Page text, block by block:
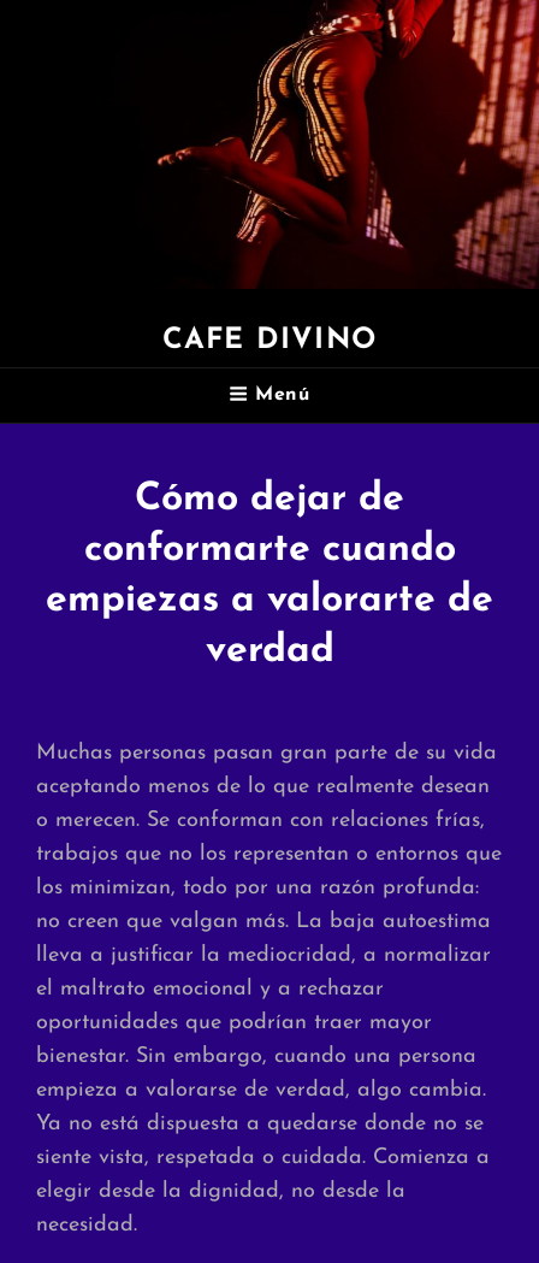
CAFE DIVINO
Menú
Cómo dejar de
conformarte cuando
empiezas a valorarte de
verdad
Muchas personas pasan gran parte de su vida
aceptando menos de lo que realmente desean
o merecen. Se conforman con relaciones frías,
trabajos que no los representan o entornos que
los minimizan, todo por una razón profunda:
no creen que valgan más. La baja autoestima
lleva a justificar la mediocridad, a normalizar
el maltrato emocional y a rechazar
oportunidades que podrían traer mayor
bienestar. Sin embargo, cuando una persona
empieza a valorarse de verdad, algo cambia.
Ya no está dispuesta a quedarse donde no se
siente vista, respetada o cuidada. Comienza a
elegir desde la dignidad, no desde la
necesidad.